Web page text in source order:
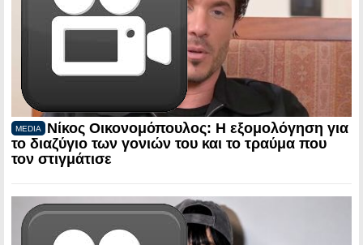
MEDIA
Νίκος Οικονομόπουλος: Η εξομολόγηση για
το διαζύγιο των γονιών του και το τραύμα που
τον στιγμάτισε